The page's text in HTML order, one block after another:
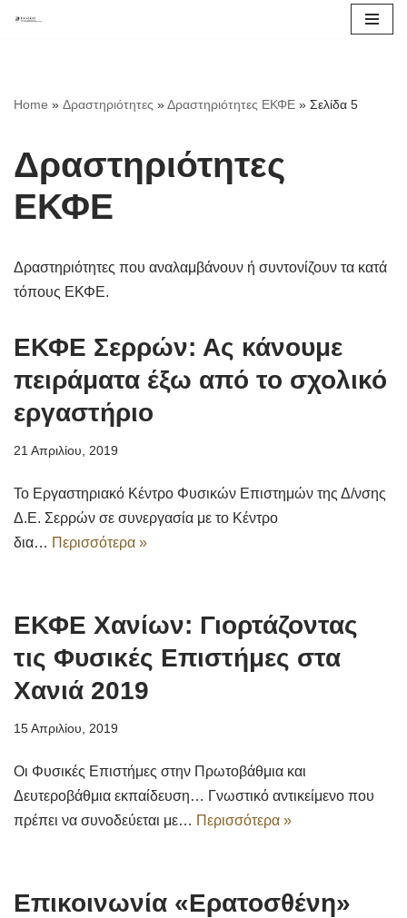
περιεχόμενο
Home » Δραστηριότητες »Δραστηριότητες ΕΚΦΕ » Σελίδα 5
Δραστηριότητες
ΕΚΦΕ
Δραστηριότητες που αναλαμβάνουν ή συντονίζουν τα κατά
τόπους ΕΚΦΕ.
ΕΚΦΕ Σερρών: Ας κάνουμε
πειράματα έξω από το σχολικό
εργαστήριο
21 Απριλίου, 2019
Το Εργαστηριακό Κέντρο Φυσικών Επιστημών της Δ/νσης
Δ.Ε. Σερρών σε συνεργασία με το Κέντρο
δια… Περισσότερα »
ΕΚΦΕ Χανίων: Γιορτάζοντας
τις Φυσικές Επιστήμες στα
Χανιά 2019
15 Απριλίου, 2019
Οι Φυσικές Επιστήμες στην Πρωτοβάθμια και
Δευτεροβάθμια εκπαίδευση… Γνωστικό αντικείμενο που
πρέπει να συνοδεύεται με… Περισσότερα »
Επικοινωνία «Ερατοσθένη»